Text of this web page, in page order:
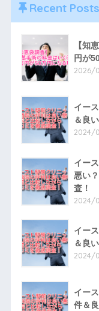
Recent Posts
【知
円が
2026/
イー
＆良
2024/
イー
悪い
査！
2024/
イー
＆良
2024/
イー
件＆